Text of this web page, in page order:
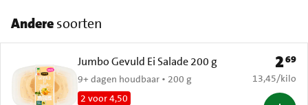
Anderesoorten
Jumbo Gevuld Ei Salade 200 g
9+ dagen houdbaar • 200 g
2 voor 4,50
Prijs:
269
€ 13,45 per
13,45/kilo